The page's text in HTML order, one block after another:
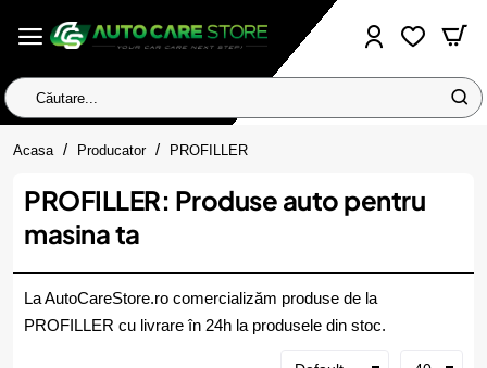
Căutare...
Acasa homeProducator PROFILLER
PROFILLER: Produse auto pentru
masina ta
La AutoCareStore.ro comercializăm produse de la
PROFILLER cu livrare în 24h la produsele din stoc.